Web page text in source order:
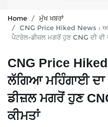
Home
ਮੁੱਖ ਖਬਰਾਂ
CNG Price Hiked News :
ਪੈਟਰੋਲ-ਡੀਜ਼ਲ ਮਗਰੋਂ ਹੁਣ CNG ਦੀ ਵੀ
CNG Price
ਲੱਗਿਆ ਮਹਿੰਗਾਈ
ਡੀਜ਼ਲ ਮਗਰੋਂ ਹੁਣ
ਕੀਮਤਾਂ